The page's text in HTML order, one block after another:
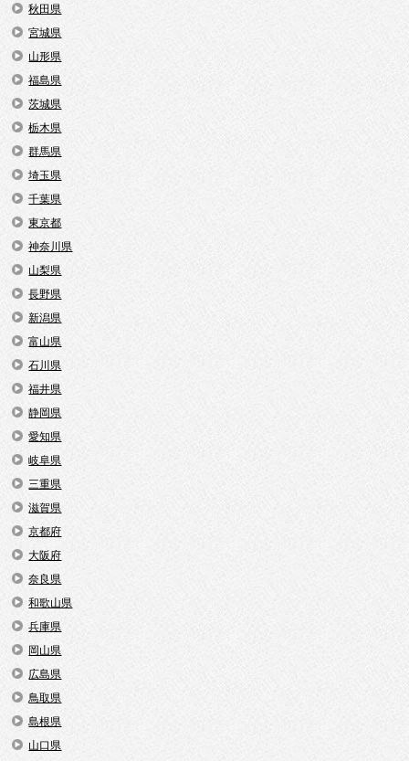
秋田県
宮城県
山形県
福島県
茨城県
栃木県
群馬県
埼玉県
千葉県
東京都
神奈川県
山梨県
長野県
新潟県
富山県
石川県
福井県
静岡県
愛知県
岐阜県
三重県
滋賀県
京都府
大阪府
奈良県
和歌山県
兵庫県
岡山県
広島県
鳥取県
島根県
山口県